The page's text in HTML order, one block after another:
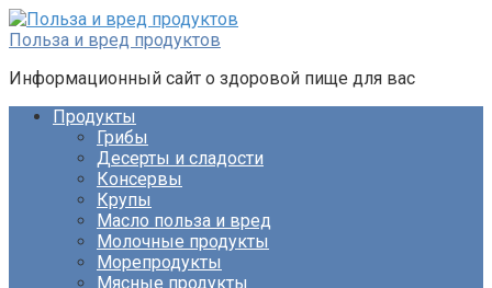
Перейти
к
Польза и вред продуктов
Информационный сайт о здоровой пище для вас
Продукты
Грибы
Десерты и сладости
Консервы
Крупы
Масло польза и вред
Молочные продукты
Морепродукты
Мясные продукты